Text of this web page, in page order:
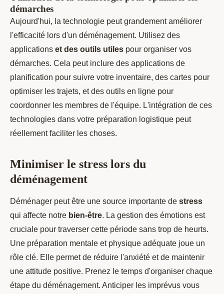
démarches
Aujourd'hui, la technologie peut grandement améliorer
l'efficacité lors d'un déménagement. Utilisez des
applications et des outils utiles pour organiser vos
démarches. Cela peut inclure des applications de
planification pour suivre votre inventaire, des cartes pour
optimiser les trajets, et des outils en ligne pour
coordonner les membres de l'équipe. L'intégration de ces
technologies dans votre préparation logistique peut
réellement faciliter les choses.
Minimiser le stress lors du
déménagement
Déménager peut être une source importante de stress
qui affecte notre bien-être. La gestion des émotions est
cruciale pour traverser cette période sans trop de heurts.
Une préparation mentale et physique adéquate joue un
rôle clé. Elle permet de réduire l'anxiété et de maintenir
une attitude positive. Prenez le temps d'organiser chaque
étape du déménagement. Anticiper les imprévus vous